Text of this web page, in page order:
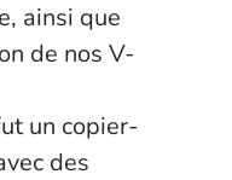
ainsi que
de nos V-
un copier-
des